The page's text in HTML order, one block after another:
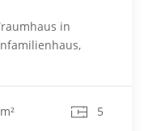
in
5